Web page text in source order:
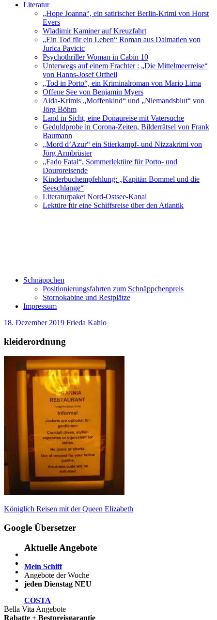
Literatur
„Hope Joanna“, ein satirischer Berlin-Krimi von Horst
Evers
Wladimir Kaminer auf Kreuzfahrt
„Ein Tod für ein Leben“ Roman aus Dalmatien von
Jurica Pavicic
Psychothriller Woman in Cabin 10
Unterwegs auf einem Frachter : „Die Mittelmeerreise“
von Hanns-Josef Ortheil
„Tod in Porto“, ein Kriminalroman von Mario Lima
Offene See von Benjamin Myers
Aida-Krimis „Moffenkind“ und „Niemandsblut“ von
Jörg Böhm
Land in Sicht, eine Donaureise mit Vatersuche
Geduldprobe in Corona-Zeiten, Bilderrätsel von Frank
Baumann
„Mord d’Azur“ ein Stierkampf- und Nizzakrimi von
Jörg Armbrüster
„Fado Fatal“, Sommerlektüre für Porto- und
Douroreisende
Kinderbuchempfehlung: „Kapitän Bommel und die
Seeschlange“
Literaturpaket Nord-Ostsee-Kanal
Lektüre für eine Schiffsreise über den Atlantik
Schnäppchen
Positionierungsfahrten zum Schnäppchenpreis
Stornokabine und Restplätze
Impressum
18. Dezember 2019 Frieda Kahlo
kleiderordnung
Beitragsnavigation
Vorheriger
Königlich Reisen mit der Queen Elizabeth
Google Übersetzer
Aktuelle Angebote
Mein Schiff
Angebote der Woche
jeden Dienstag NEU
COSTA
Bella Vita Angebote
Rabatte + Bestpreisgarantie